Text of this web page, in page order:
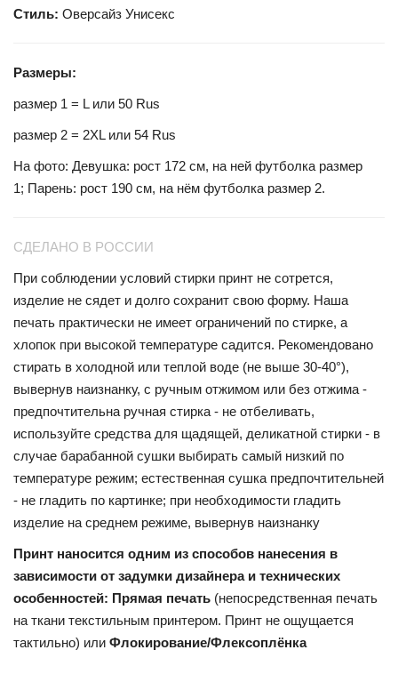
Стиль: Оверсайз Унисекс
Размеры:
размер 1 = L или 50 Rus
размер 2 = 2XL или 54 Rus
На фото: Девушка: рост 172 см, на ней футболка размер
1; Парень: рост 190 см, на нём футболка размер 2.
СДЕЛАНО В РОССИИ
При соблюдении условий стирки принт не сотрется,
изделие не сядет и долго сохранит свою форму. Наша
печать практически не имеет ограничений по стирке, а
хлопок при высокой температуре садится. Рекомендовано
стирать в холодной или теплой воде (не выше 30-40°),
вывернув наизнанку, с ручным отжимом или без отжима -
предпочтительна ручная стирка - не отбеливать,
используйте средства для щадящей, деликатной стирки - в
случае барабанной сушки выбирать самый низкий по
температуре режим; естественная сушка предпочтительней
- не гладить по картинке; при необходимости гладить
изделие на среднем режиме, вывернув наизнанку
Принт наносится одним из способов нанесения в
зависимости от задумки дизайнера и технических
особенностей: Прямая печать (непосредственная печать
на ткани текстильным принтером. Принт не ощущается
тактильно) или Флокирование/Флексоплёнка